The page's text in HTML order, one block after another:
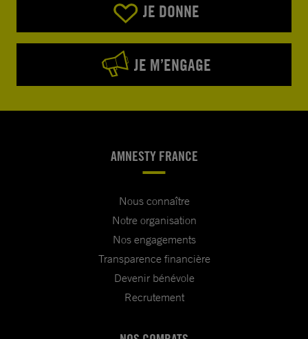
JE DONNE
JE M’ENGAGE
AMNESTY FRANCE
Nous connaître
Notre organisation
Nos engagements
Transparence financière
Devenir bénévole
Recrutement